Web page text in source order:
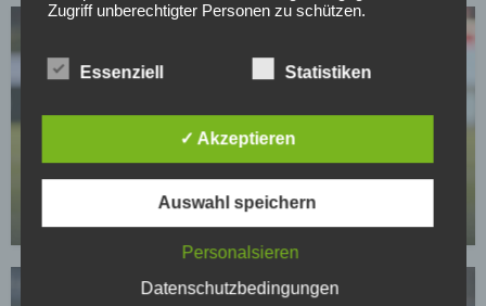
Wer kann sich am Wochenende aus dem
Abstiegskampf retten?
01.05.2026
Zugriff unberechtigter Personen zu schützen.
Inhalte, Werkzeuge oder sonstige Mittel von anderen
Anbietern (nachfolgend gemeinsam bezeichnet als
genannter Sitz im Ausland ist, ist davon auszugehen,
dass ein Datentransfer in die Sitzstaaten der Dritt-
Drittstaaten erfolgt entweder auf Grundlage einer
gesetzlichen Erlaubnis, einer Einwilligung der Nutzer
oder spezieller Vertragsklauseln, die eine gesetzlich
vorausgesetzte Sicherheit der Daten gewährleisten.
Die personenbezogenen Daten werden, neben den
Essenziell Statistiken
✓ Akzeptieren
Auswahl speichern
Personalsieren
Datenschutzbedingungen